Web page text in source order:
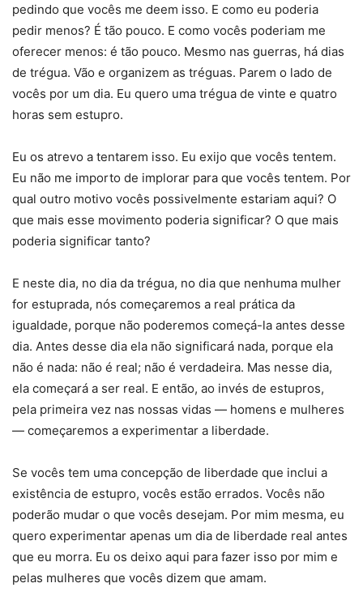
pedindo que vocês me deem isso. E como eu poderia
pedir menos? É tão pouco. E como vocês poderiam me
oferecer menos: é tão pouco. Mesmo nas guerras, há dias
de trégua. Vão e organizem as tréguas. Parem o lado de
vocês por um dia. Eu quero uma trégua de vinte e quatro
horas sem estupro.
Eu os atrevo a tentarem isso. Eu exijo que vocês tentem.
Eu não me importo de implorar para que vocês tentem. Por
qual outro motivo vocês possivelmente estariam aqui? O
que mais esse movimento poderia significar? O que mais
poderia significar tanto?
E neste dia, no dia da trégua, no dia que nenhuma mulher
for estuprada, nós começaremos a real prática da
igualdade, porque não poderemos começá-la antes desse
dia. Antes desse dia ela não significará nada, porque ela
não é nada: não é real; não é verdadeira. Mas nesse dia,
ela começará a ser real. E então, ao invés de estupros,
pela primeira vez nas nossas vidas — homens e mulheres
— começaremos a experimentar a liberdade.
Se vocês tem uma concepção de liberdade que inclui a
existência de estupro, vocês estão errados. Vocês não
poderão mudar o que vocês desejam. Por mim mesma, eu
quero experimentar apenas um dia de liberdade real antes
que eu morra. Eu os deixo aqui para fazer isso por mim e
pelas mulheres que vocês dizem que amam.